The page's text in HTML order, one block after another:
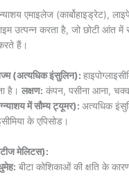
एमाइलेज (कार्बोहाइड्रेट),
उत्पन्न करता है, जो छोटी आंत में
हैं।
(अत्यधिक इंसुलिन):
है। लक्षण: कंपन, पसीना आना,
में सौम्य ट्यूमर): अत्यधिक
के एपिसोड।
मेलिटस):
बीटा कोशिकाओं की क्षति के